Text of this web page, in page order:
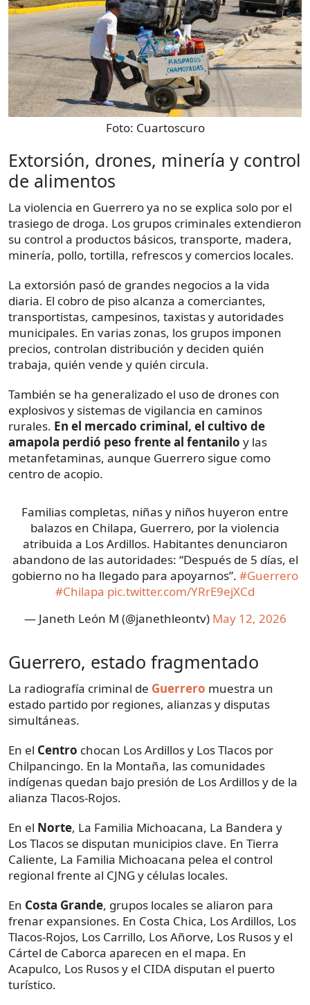
Foto: Cuartoscuro
Extorsión, drones, minería y control
de alimentos
La violencia en Guerrero ya no se explica solo por el
trasiego de droga. Los grupos criminales extendieron
su control a productos básicos, transporte, madera,
minería, pollo, tortilla, refrescos y comercios locales.
La extorsión pasó de grandes negocios a la vida
diaria. El cobro de piso alcanza a comerciantes,
transportistas, campesinos, taxistas y autoridades
municipales. En varias zonas, los grupos imponen
precios, controlan distribución y deciden quién
trabaja, quién vende y quién circula.
También se ha generalizado el uso de drones con
explosivos y sistemas de vigilancia en caminos
rurales. En el mercado criminal, el cultivo de
amapola perdió peso frente al fentanilo y las
metanfetaminas, aunque Guerrero sigue como
centro de acopio.
Familias completas, niñas y niños huyeron entre
balazos en Chilapa, Guerrero, por la violencia
atribuida a Los Ardillos. Habitantes denunciaron
abandono de las autoridades: “Después de 5 días, el
gobierno no ha llegado para apoyarnos”. #Guerrero
#Chilapa pic.twitter.com/YRrE9ejXCd
— Janeth León M (@janethleontv) May 12, 2026
Guerrero, estado fragmentado
La radiografía criminal de Guerrero muestra un
estado partido por regiones, alianzas y disputas
simultáneas.
En el Centro chocan Los Ardillos y Los Tlacos por
Chilpancingo. En la Montaña, las comunidades
indígenas quedan bajo presión de Los Ardillos y de la
alianza Tlacos-Rojos.
En el Norte, La Familia Michoacana, La Bandera y
Los Tlacos se disputan municipios clave. En Tierra
Caliente, La Familia Michoacana pelea el control
regional frente al CJNG y células locales.
En Costa Grande, grupos locales se aliaron para
frenar expansiones. En Costa Chica, Los Ardillos, Los
Tlacos-Rojos, Los Carrillo, Los Añorve, Los Rusos y el
Cártel de Caborca aparecen en el mapa. En
Acapulco, Los Rusos y el CIDA disputan el puerto
turístico.